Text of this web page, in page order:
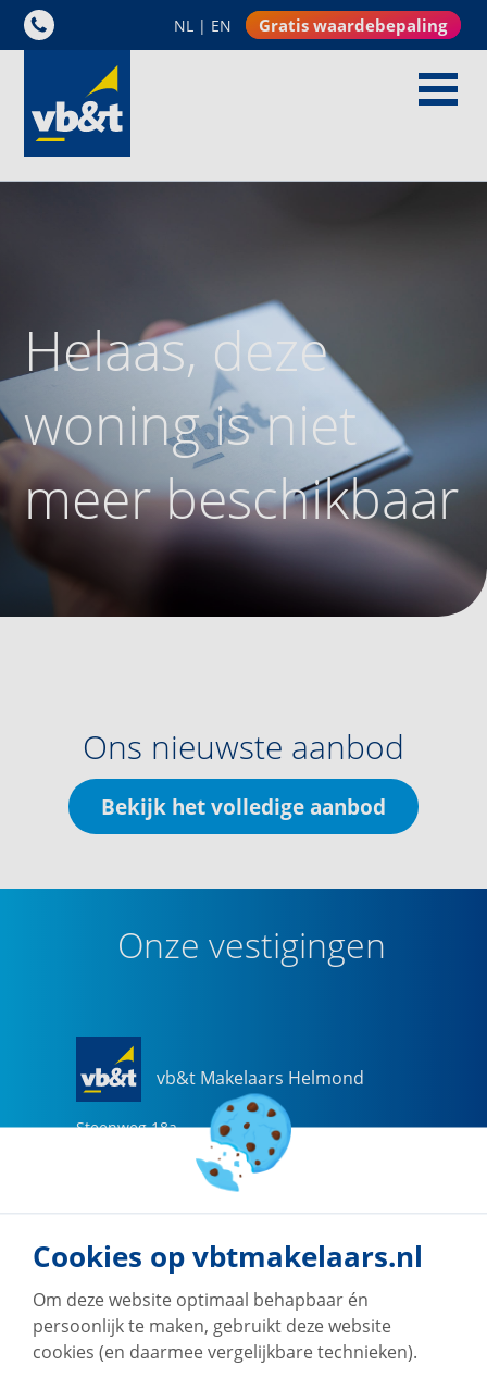
NL | EN Gratis waardebepaling
Helaas, deze
woning is niet
meer beschikbaar
Ons nieuwste aanbod
Bekijk het volledige aanbod
Onze vestigingen
vb&t Makelaars Helmond
Steenweg 18a
helmond@vbtmakelaars.nl
Naar vestiging
Cookies op vbtmakelaars.nl
Om deze website optimaal behapbaar én
persoonlijk te maken, gebruikt deze website
cookies (en daarmee vergelijkbare technieken).